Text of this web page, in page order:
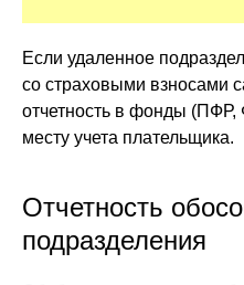
Если удаленное
со страховыми взносами
отчетность в фонды
месту учета плательщика.
Отчетность
подразделения